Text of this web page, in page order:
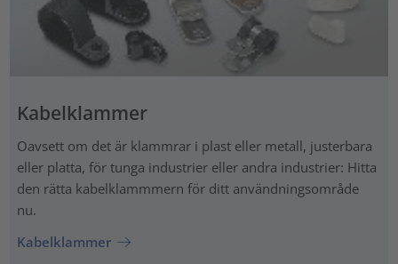
Kabelklammer
Oavsett om det är klammrar i plast eller metall, justerbara
eller platta, för tunga industrier eller andra industrier: Hitta
den rätta kabelklammmern för ditt användningsområde
nu.
Kabelklammer